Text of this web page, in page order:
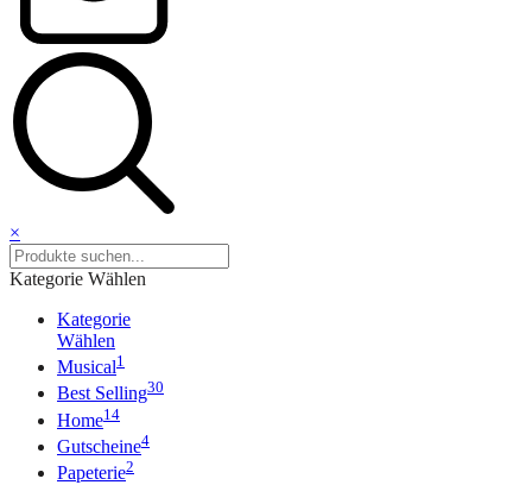
×
Kategorie Wählen
Kategorie
Wählen
Musical1
Best Selling30
Home14
Gutscheine4
Papeterie2